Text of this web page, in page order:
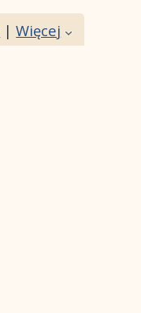
|Więcej